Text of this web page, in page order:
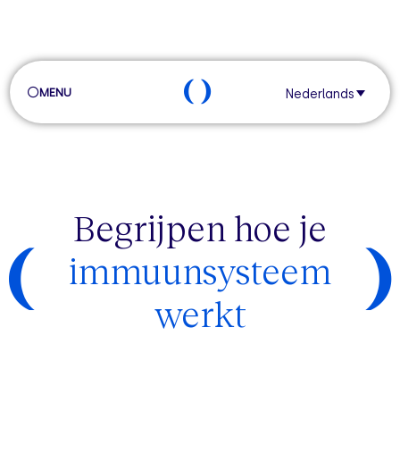
MENU Nederlands
Begrijpen hoe je
immuunsysteem
werkt